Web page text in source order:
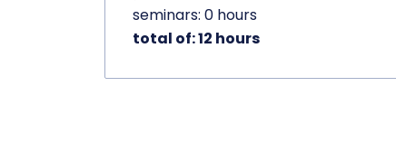
seminars: 0 hours
total of: 12 hours